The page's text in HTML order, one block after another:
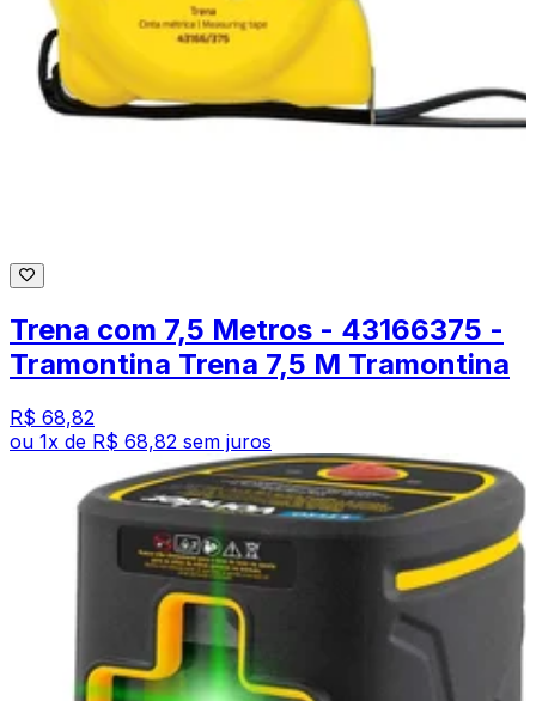
Trena com 7,5 Metros - 43166375 -
Tramontina Trena 7,5 M Tramontina
R$ 68,82
ou 1x de R$ 68,82 sem juros